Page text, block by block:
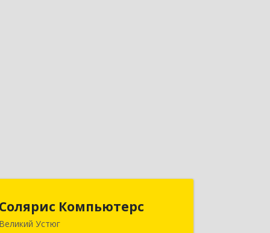
Солярис Компьютерс
Великий Устюг
162390, Вологодская обл, Великий